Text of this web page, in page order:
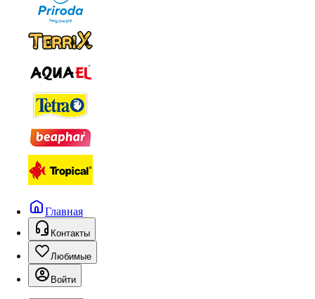
Главная
Контакты
Любимые
Войти